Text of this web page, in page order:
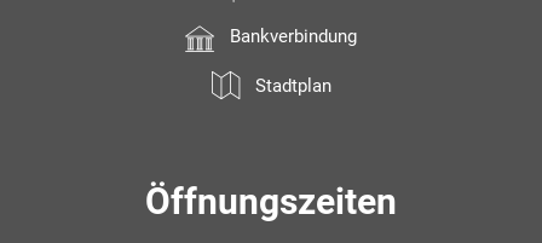
Bankverbindung
Stadtplan
Öffnungszeiten